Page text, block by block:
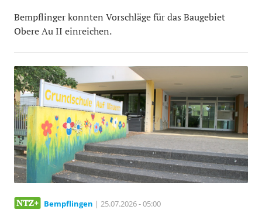
Bempflinger konnten Vorschläge für das Baugebiet
Obere Au II einreichen.
Bempflingen | 25.07.2026 - 05:00